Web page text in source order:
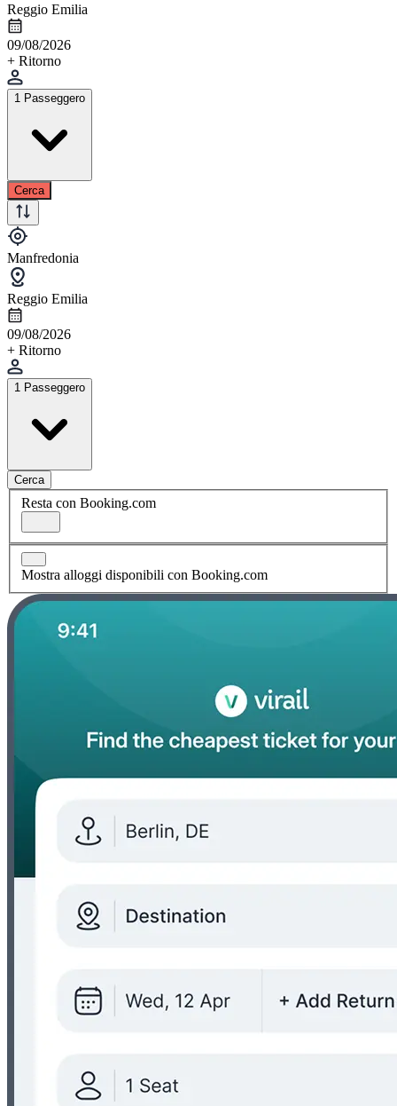
Reggio Emilia
09/08/2026
+ Ritorno
1 Passeggero
Cerca
Manfredonia
Reggio Emilia
09/08/2026
+ Ritorno
1 Passeggero
Cerca
Resta con Booking.com
Mostra alloggi disponibili con Booking.com